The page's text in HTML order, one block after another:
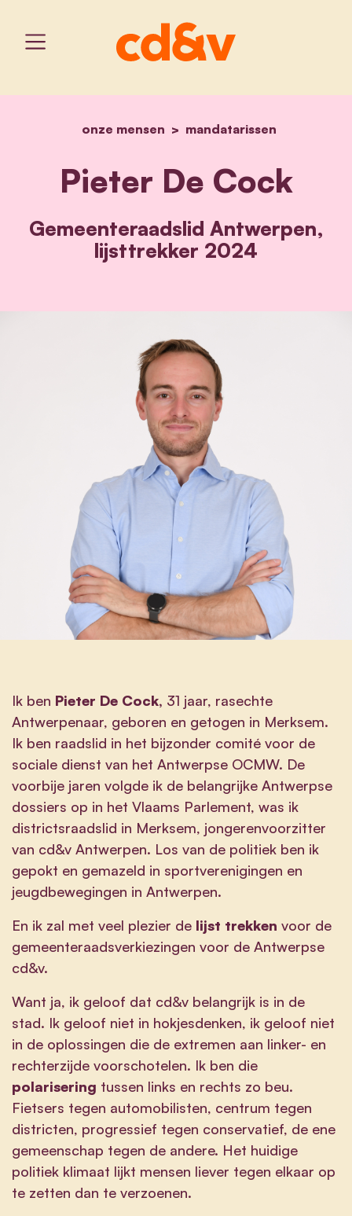
home
onze mensen mandatarissen
pieter de cock
Pieter De Cock
Gemeenteraadslid Antwerpen,
lijsttrekker 2024
Ik ben Pieter De Cock, 31 jaar, rasechte
Antwerpenaar, geboren en getogen in Merksem.
Ik ben raadslid in het bijzonder comité voor de
sociale dienst van het Antwerpse OCMW. De
voorbije jaren volgde ik de belangrijke Antwerpse
dossiers op in het Vlaams Parlement, was ik
districtsraadslid in Merksem, jongerenvoorzitter
van cd&v Antwerpen. Los van de politiek ben ik
gepokt en gemazeld in sportverenigingen en
jeugdbewegingen in Antwerpen.
En ik zal met veel plezier de lijst trekken voor de
gemeenteraadsverkiezingen voor de Antwerpse
cd&v.
Want ja, ik geloof dat cd&v belangrijk is in de
stad. Ik geloof niet in hokjesdenken, ik geloof niet
in de oplossingen die de extremen aan linker- en
rechterzijde voorschotelen. Ik ben die
polarisering tussen links en rechts zo beu.
Fietsers tegen automobilisten, centrum tegen
districten, progressief tegen conservatief, de ene
gemeenschap tegen de andere. Het huidige
politiek klimaat lijkt mensen liever tegen elkaar op
te zetten dan te verzoenen.